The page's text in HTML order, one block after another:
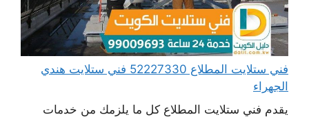
فني ستلايت المطلاع 52227330 فني ستلايت هندي
الجهراء
يقدم فني ستلايت المطلاع كل ما يلزمك من خدمات